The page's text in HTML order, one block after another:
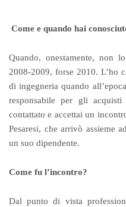
Come e quando hai
Quando, onestamente, non
2008-2009, forse 2010. L’ho
di ingegneria quando
responsabile per gli
contattato e accettai un
Pesaresi, che arrivò assieme
un suo dipendente.
Come fu l’incontro?
Dal punto di vista